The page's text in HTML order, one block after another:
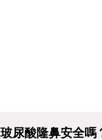
玻尿酸隆鼻安全嗎